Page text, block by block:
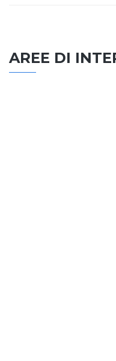
AREE DI